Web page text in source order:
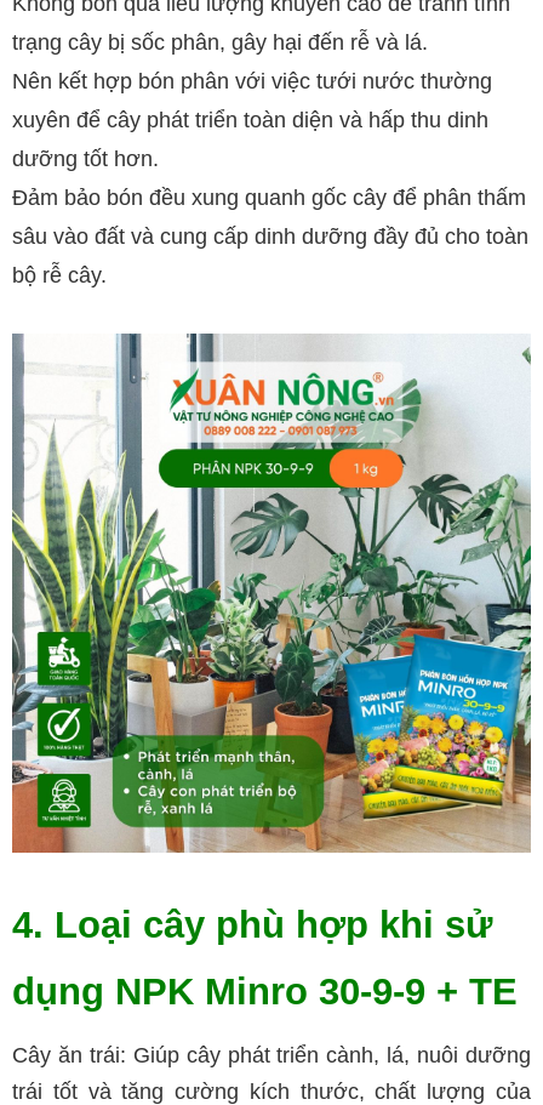
trạng cây bị sốc phân, gây hại đến rễ và lá.
Nên kết hợp bón phân với việc tưới nước thường
xuyên để cây phát triển toàn diện và hấp thu dinh
dưỡng tốt hơn.
Đảm bảo bón đều xung quanh gốc cây để phân thấm
sâu vào đất và cung cấp dinh dưỡng đầy đủ cho toàn
bộ rễ cây.
4. Loại cây phù hợp khi sử
dụng NPK Minro 30-9-9 + TE
Cây ăn trái: Giúp cây phát triển cành, lá, nuôi dưỡng
trái tốt và tăng cường kích thước, chất lượng của